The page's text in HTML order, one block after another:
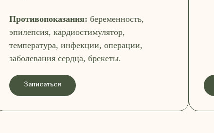
Противопоказания: беременность,
эпилепсия, кардиостимулятор,
температура, инфекции, операции,
заболевания сердца, брекеты.
Записаться